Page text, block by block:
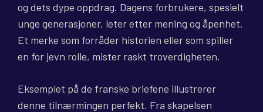
og dets dype oppdrag. Dagens forbrukere, spesielt
unge generasjoner, leter etter mening og åpenhet.
Et merke som forråder historien eller som spiller
en for jevn rolle, mister raskt troverdigheten.
Eksemplet på de franske briefene illustrerer
denne tilnærmingen perfekt. Fra skapelsen